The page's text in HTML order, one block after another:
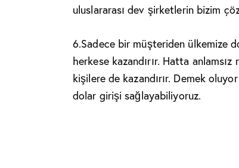
uluslararası dev şirketlerin bizim
6.Sadece bir müşteriden ülkemize
herkese kazandırır. Hatta
kişilere de kazandırır. Demek
dolar girişi sağlayabiliyoruz.